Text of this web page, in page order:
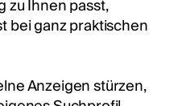
zu Ihnen passt,
bei ganz praktischen
Anzeigen stürzen,